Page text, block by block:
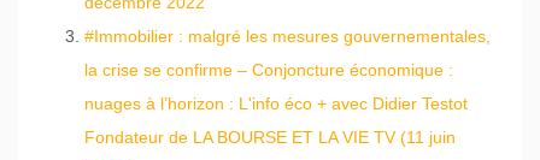
#Immobilier : malgré les mesures gouvernementales,
la crise se confirme – Conjoncture économique :
nuages à l’horizon : L'info éco + avec Didier Testot
Fondateur de LA BOURSE ET LA VIE TV (11 juin